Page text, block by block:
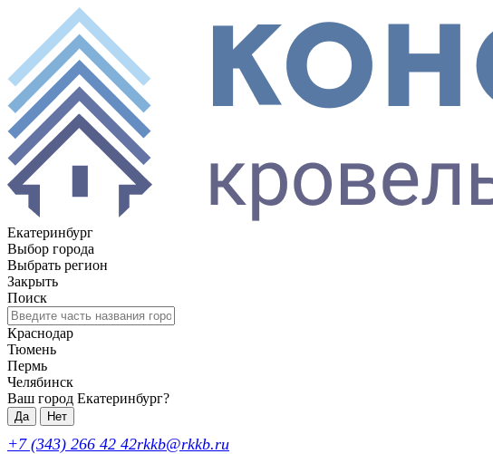
Екатеринбург
Выбор города
Выбрать регион
Закрыть
Поиск
Краснодар
Тюмень
Пермь
Челябинск
Ваш город Екатеринбург?
Да Нет
+7 (343) 266 42 42rkkb@rkkb.ru